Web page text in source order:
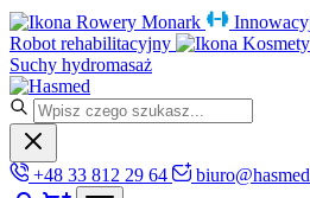
Rowery Monark
Robot rehabilitacyjny
Suchy hydromasaż
+48 33 812 29 64